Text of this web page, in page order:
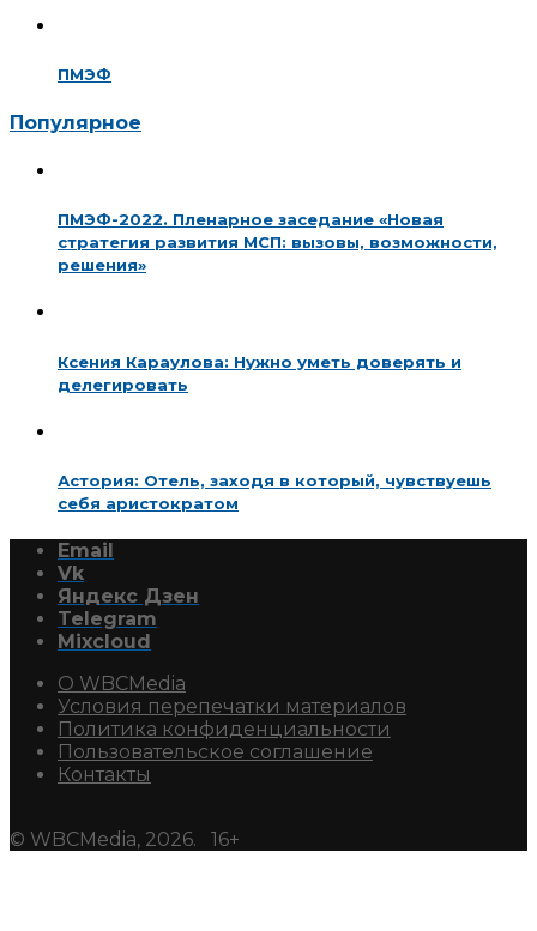
ПМЭФ
Популярное
ПМЭФ-2022. Пленарное заседание «Новая
стратегия развития МСП: вызовы, возможности,
решения»
Ксения Караулова: Нужно уметь доверять и
делегировать
Астория: Отель, заходя в который, чувствуешь
себя аристократом
Email
Vk
Яндекс Дзен
Telegram
Mixcloud
О WBCMedia
Условия перепечатки материалов
Политика конфиденциальности
Пользовательское соглашение
Контакты
© WBCMedia, 2026. 16+